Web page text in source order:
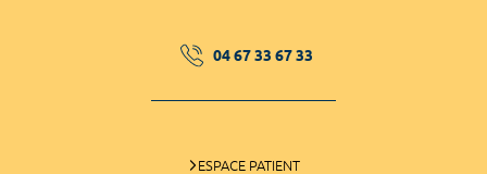
04 67 33 67 33
ESPACE PATIENT